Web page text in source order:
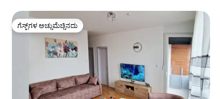
ಗೆಸ್ಟ್‌ಗಳ ಅಚ್ಚುಮೆಚ್ಚಿನದು
ಗೆಸ್ಟ್‌ಗಳ ಅಚ್ಚುಮೆಚ್ಚಿನದು